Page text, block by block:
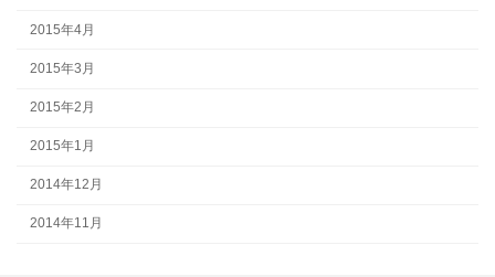
2015年4月
2015年3月
2015年2月
2015年1月
2014年12月
2014年11月